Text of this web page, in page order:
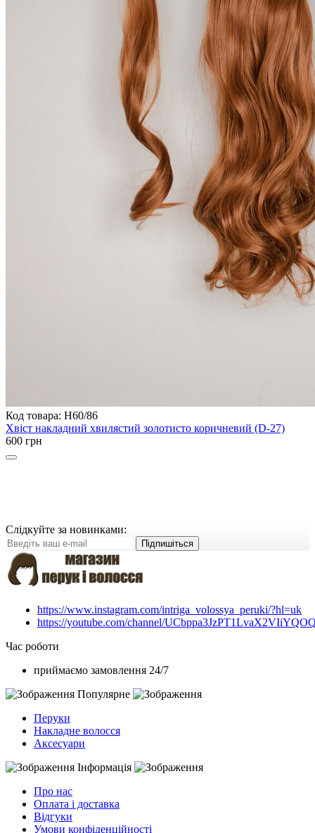
Код товара: H60/86
Хвіст накладний хвилястий золотисто коричневий (D-27)
600 грн
Слідкуйте за новинками:
Підпишіться
https://www.instagram.com/intriga_volossya_peruki/?hl=uk
https://youtube.com/channel/
Час роботи
приймаємо замовлення 24/7
Популярне
Перуки
Накладне волосся
Аксесуари
Інформація
Про нас
Оплата і доставка
Відгуки
Умови конфіденційності